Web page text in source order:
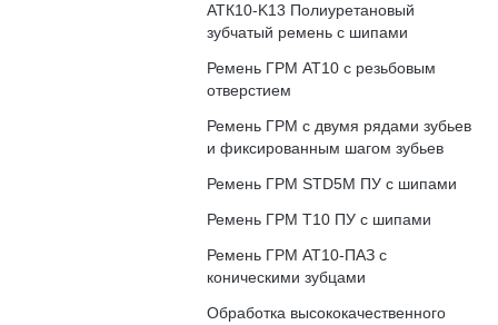
АТК10-K13 Полиуретановый
зубчатый ремень с шипами
Ремень ГРМ АТ10 с резьбовым
отверстием
Ремень ГРМ с двумя рядами зубьев
и фиксированным шагом зубьев
Ремень ГРМ STD5M ПУ с шипами
Ремень ГРМ T10 ПУ с шипами
Ремень ГРМ АТ10-ПАЗ с
коническими зубцами
Обработка высококачественного